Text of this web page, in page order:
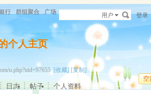
行 群组聚合 广场 用户 登录
个人主页
u.php?uid=97655[收藏] [复制]
空
日志 帖子 个人资料